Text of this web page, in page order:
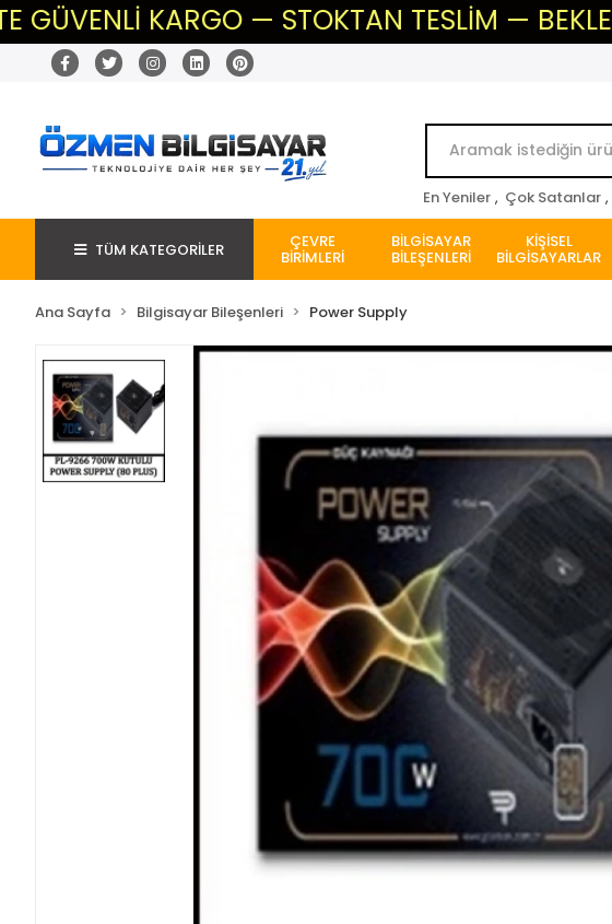
KARGO — STOKTAN TESLİM — BEKLEME
En Yeniler , Çok Satanlar ,
TÜM KATEGORİLER ÇEVRE
BİRİMLERİ
BİLGİSAYAR
BİLEŞENLERİ
KİŞİSEL
BİLGİSAYARLAR
Ana Sayfa Bilgisayar Bileşenleri Power Supply